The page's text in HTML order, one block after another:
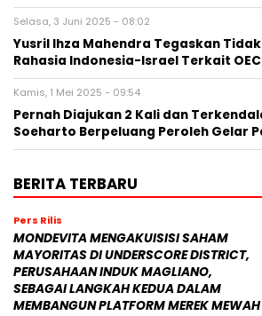
Selasa, 3 Juni 2025 - 08:02
Yusril Ihza Mahendra Tegaskan
Rahasia Indonesia-Israel Terkait
Kamis, 1 Mei 2025 - 09:54
Pernah Diajukan 2 Kali dan
Soeharto Berpeluang Peroleh Gelar
BERITA TERBARU
Pers Rilis
MONDEVITA MENGAKUISISI SAHAM
MAYORITAS DI UNDERSCORE DISTRICT,
PERUSAHAAN INDUK MAGLIANO,
SEBAGAI LANGKAH KEDUA DALAM
MEMBANGUN PLATFORM MEREK